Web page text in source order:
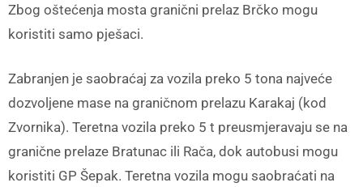
Zbog oštećenja mosta granični prelaz Brčko mogu
koristiti samo pješaci.
Zabranjen je saobraćaj za vozila preko 5 tona najveće
dozvoljene mase na graničnom prelazu Karakaj (kod
Zvornika). Teretna vozila preko 5 t preusmjeravaju se na
granične prelaze Bratunac ili Rača, dok autobusi mogu
koristiti GP Šepak. Teretna vozila mogu saobraćati na